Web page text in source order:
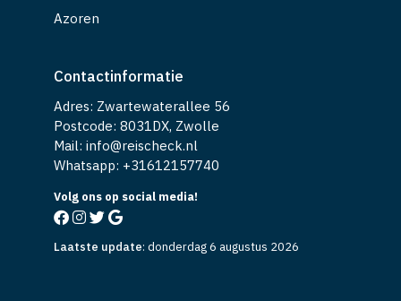
Azoren
Contactinformatie
Adres: Zwartewaterallee 56
Postcode: 8031DX, Zwolle
Mail: info@reischeck.nl
Whatsapp: +31612157740
Volg ons op social media!
Laatste update: donderdag 6 augustus 2026